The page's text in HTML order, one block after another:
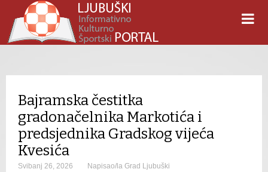
Bajramska čestitka
gradonačelnika Markotića i
predsjednika Gradskog vijeća
Kvesića
Svibanj 26, 2026
Napisao/la Grad Ljubuški